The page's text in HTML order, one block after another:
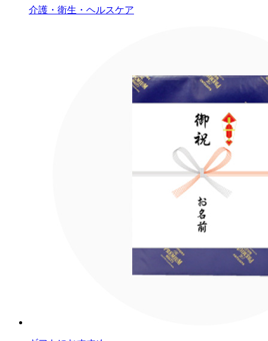
介護・衛生・ヘルスケア